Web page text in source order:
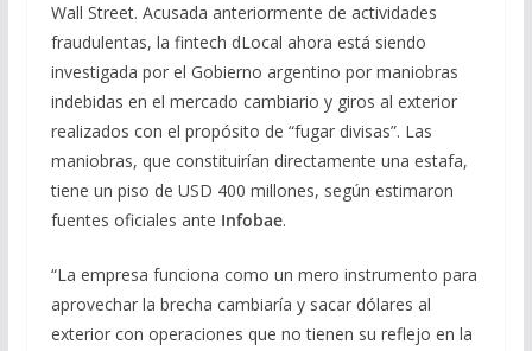
Wall Street. Acusada anteriormente de actividades
fraudulentas, la fintech dLocal ahora está siendo
investigada por el Gobierno argentino por maniobras
indebidas en el mercado cambiario y giros al exterior
realizados con el propósito de “fugar divisas”. Las
maniobras, que constituirían directamente una estafa,
tiene un piso de USD 400 millones, según estimaron
fuentes oficiales ante Infobae.
“La empresa funciona como un mero instrumento para
aprovechar la brecha cambiaría y sacar dólares al
exterior con operaciones que no tienen su reflejo en la